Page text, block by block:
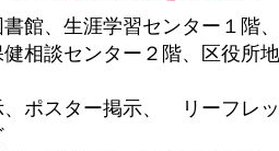
館、生涯学習センター１階
相談センター２階、区役所
ポスター掲示、 リーフレ